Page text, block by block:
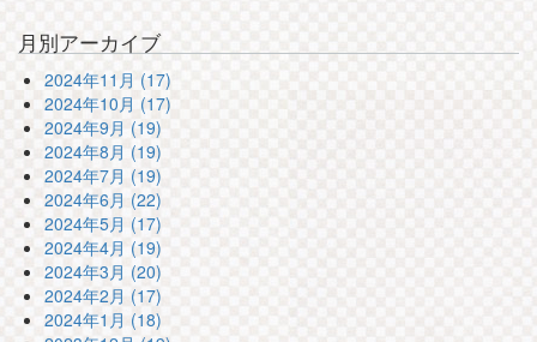
月別アーカイブ
2024年11月 (17)
2024年10月 (17)
2024年9月 (19)
2024年8月 (19)
2024年7月 (19)
2024年6月 (22)
2024年5月 (17)
2024年4月 (19)
2024年3月 (20)
2024年2月 (17)
2024年1月 (18)